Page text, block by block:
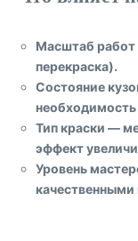
Масштаб работ
перекраска).
Состояние
Тип краски —
эффект
Уровень